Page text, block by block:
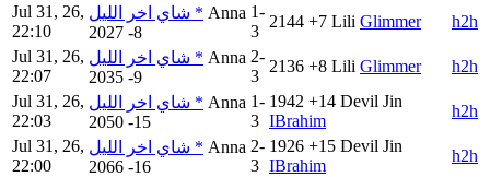
Jul 31, 26,
22:10
شاي اخر الليل * Anna
2027 -8
1-
3
2144 +7 Lili Glimmer
h2h
Jul 31, 26,
22:07
شاي اخر الليل * Anna
2035 -9
2-
3
2136 +8 Lili Glimmer
h2h
Jul 31, 26,
22:03
شاي اخر الليل * Anna
2050 -15
1-
3
1942 +14 Devil Jin
IBrahim
h2h
Jul 31, 26,
22:00
شاي اخر الليل * Anna
2066 -16
2-
3
1926 +15 Devil Jin
IBrahim
h2h